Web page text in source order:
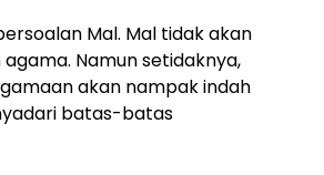
Mal. Mal tidak akan
Namun setidaknya,
akan nampak indah
batas-batas